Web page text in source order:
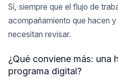
Sí, siempre que el flujo de
acompañamiento que hacen
necesitan revisar.
¿Qué conviene más: una
programa digital?